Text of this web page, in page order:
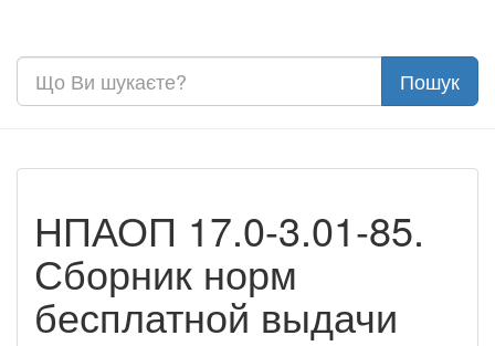
НПАОП 17.0-3.01-85.
Сборник норм
бесплатной выдачи